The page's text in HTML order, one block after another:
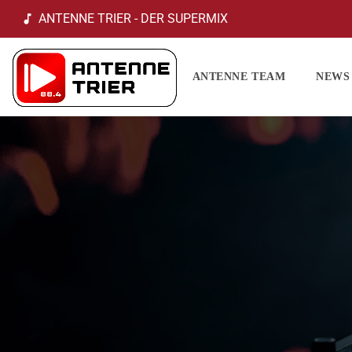
music_note ANTENNE TRIER - DER SUPERMIX
ANTENNE TEAM NEWS